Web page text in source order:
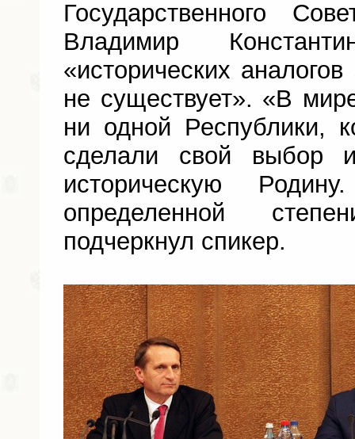
Государственного
Владимир
«исторических
не существует». «В
ни одной Республики,
сделали свой выбор
историческую
определенной
подчеркнул спикер.